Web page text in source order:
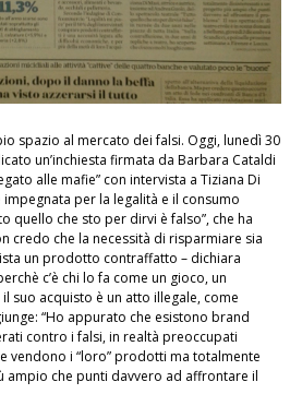
spazio al mercato dei falsi. Oggi, lunedì 30
un’inchiesta firmata da Barbara Cataldi
alle mafie” con intervista a Tiziana Di
per la legalità e il consumo
quello che sto per dirvi è falso”, che ha
credo che la necessità di risparmiare sia
un prodotto contraffatto – dichiara
c’è chi lo fa come un gioco, un
suo acquisto è un atto illegale, come
“Ho appurato che esistono brand
contro i falsi, in realtà preoccupati
vendono i “loro” prodotti ma totalmente
ampio che punti davvero ad affrontare il